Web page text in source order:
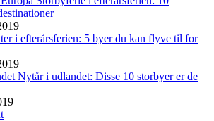
i efterårsferien: 5 byer du kan flyve til for
Nytår i udlandet: Disse 10 storbyer er de